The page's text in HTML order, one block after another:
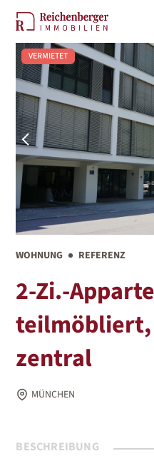
ÜBER MICH
IMMOBILIEN
VERKAUF
VERMIETUNG
AKTUELLES
VERMIETET
WOHNUNG REFERENZ
2-Zi.-
zentral
MÜNCHEN
BESCHREIBUNG